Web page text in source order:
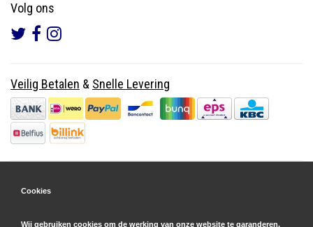
Volg ons
Veilig Betalen & Snelle Levering
Cookies
Wij gebruiken cookies om de werking van onze website te garanderen.